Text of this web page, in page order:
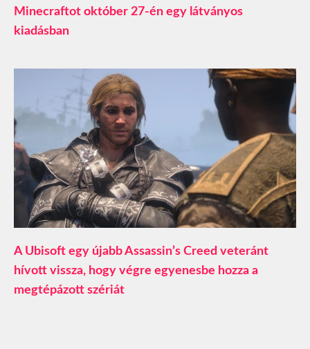
Minecraftot október 27-én egy látványos
kiadásban
A Ubisoft egy újabb Assassin’s Creed veteránt
hívott vissza, hogy végre egyenesbe hozza a
megtépázott szériát